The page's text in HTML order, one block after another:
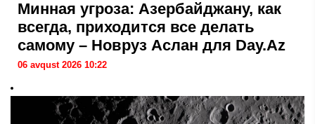
Минная угроза: Азербайджану, как
всегда, приходится все делать
самому – Новруз Аслан для Day.Az
06 avqust 2026 10:22